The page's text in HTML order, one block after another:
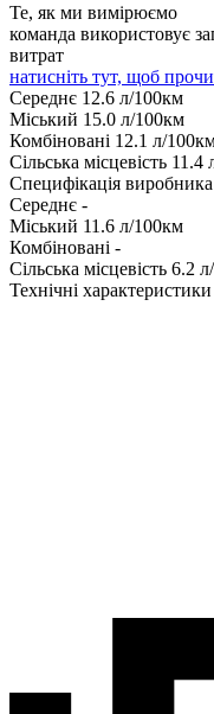
Те, як ми вимірюємо
команда використовує
витрат
натисніть тут, щоб
Середнє 12.6 л/100км
Міський 15.0 л/100км
Комбіновані 12.1 л/
Сільська місцевість 11.4
Специфікація виробника
Середнє -
Міський 11.6 л/100км
Комбіновані -
Сільська місцевість 6.2
Технічні